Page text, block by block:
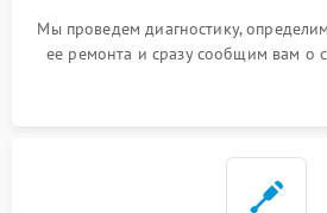
Мы проведем диагностику,
ее ремонта и сразу сообщим вам о